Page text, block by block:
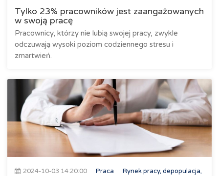
Tylko 23% pracowników jest zaangażowanych
w swoją pracę
Pracownicy, którzy nie lubią swojej pracy, zwykle
odczuwają wysoki poziom codziennego stresu i
zmartwień.
2024-10-03 14:20:00 Praca
Rynek pracy, depopulacja,